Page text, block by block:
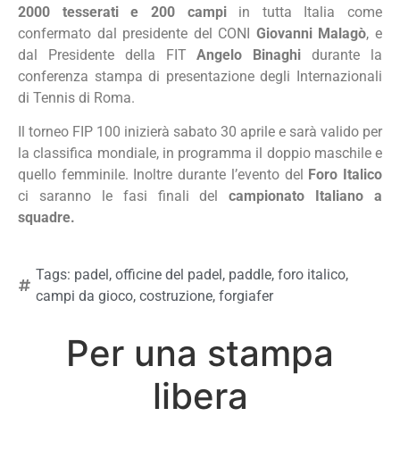
2000 tesserati e 200 campiin tutta Italia come
confermato dal presidente del CONI Giovanni Malagò, e
dal Presidente della FITAngelo Binaghidurante la
conferenza stampa di presentazione degli Internazionali
di Tennis di Roma.
Il torneo FIP 100 inizierà sabato 30 aprile e sarà valido per
la classifica mondiale, in programma il doppio maschile e
quello femminile. Inoltre durante l’evento del Foro Italico
ci saranno le fasi finali delcampionato Italiano a
squadre.
Tags: padel, officine del padel, paddle, foro italico,
campi da gioco, costruzione, forgiafer
Per una stampa
libera